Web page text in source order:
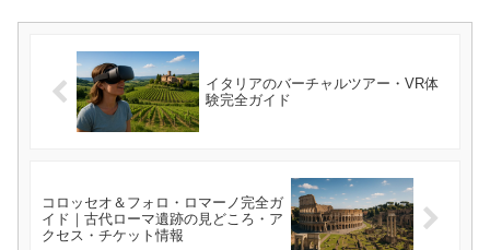
イタリアのバーチャルツアー・VR体
験完全ガイド
コロッセオ＆フォロ・ロマーノ完全ガ
イド｜古代ローマ遺跡の見どころ・ア
クセス・チケット情報